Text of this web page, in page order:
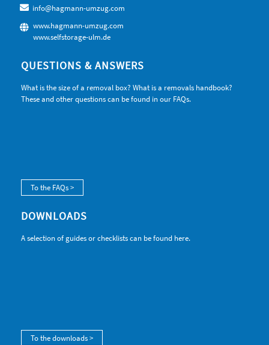
info@hagmann-umzug.com
www.hagmann-umzug.com
www.selfstorage-ulm.de
QUESTIONS & ANSWERS
What is the size of a removal box? What is a removals handbook?
These and other questions can be found in our FAQs.
To the FAQs >
DOWNLOADS
A selection of guides or checklists can be found here.
To the downloads >